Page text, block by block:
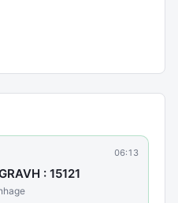
06:13
: 15121